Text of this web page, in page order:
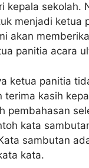
kepala sekolah.
menjadi ketua
akan
panitia acara
ketua panitia
terima kasih
pembahasan
kata
sambutan
kata.